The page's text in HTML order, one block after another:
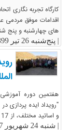
کارگاه تجربه نگاری
اقدامات موفق مردمی
های چهارشنبه و پنج شنبه
| پنج‌شنبه 26 تیر 1399
هفتمین دوره
"رویداد ایده پردازی
و اساتید مختلف، از 17 تا 19 شهریور ماه دراردوگاه آبعلی برگزار شد.
| شنبه 24 شهریور 1397